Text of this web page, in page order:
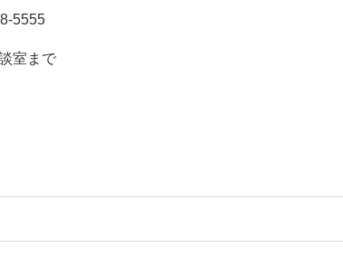
5555
室まで